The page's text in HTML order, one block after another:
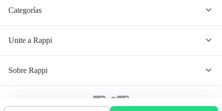
Categorías
Unite a Rappi
Sobre Rappi
Facebook
TwitterInstagram